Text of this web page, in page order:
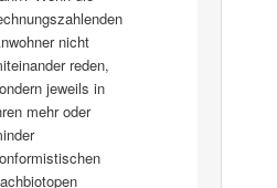
nicht
reden,
jeweils in
mehr oder